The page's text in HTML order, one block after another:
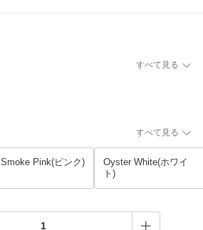
すべて見る
すべて見る
Smoke Pink(ピンク)
Oyster White(ホワイ
ト)